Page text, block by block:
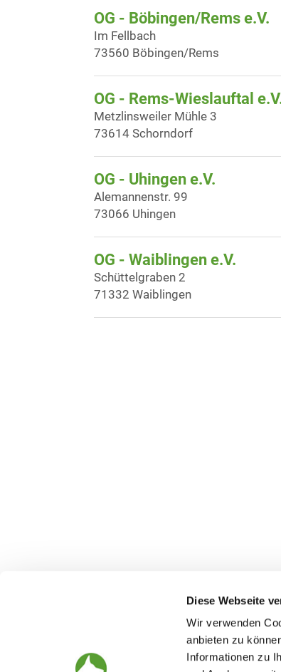
Diese Webseite
Wir verwenden
anbieten zu
Informationen zu
OG - Böbingen/Rems e.V.
Im Fellbach
73560 Böbingen/Rems
OG - Rems-Wieslauftal
Metzlinsweiler Mühle 3
73614 Schorndorf
OG - Uhingen e.V.
Alemannenstr. 99
73066 Uhingen
OG - Waiblingen e.V.
Schüttelgraben 2
71332 Waiblingen
The German Shepherd